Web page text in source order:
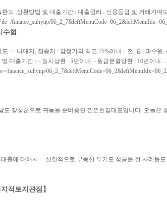
도 :상환방법 및 대출기간 : 대출금리 : 신용등급 및 거래기여
finance_suhyup/
수협
: – 나대지, 잡종지 : 감정가의 최고 75%이내 – 전, 답, 과수원
대출기간 : – 일시상환 : 5년이내 – 원금분할상환 : 10년이내…
finance_suhyup/
장성군으로 귀농을 준비중인 깐깐한김대표입니다. 오늘은
출에 대해서… 실질적으로 부동산 투기도 성공을 한 사례들
적토지관점】